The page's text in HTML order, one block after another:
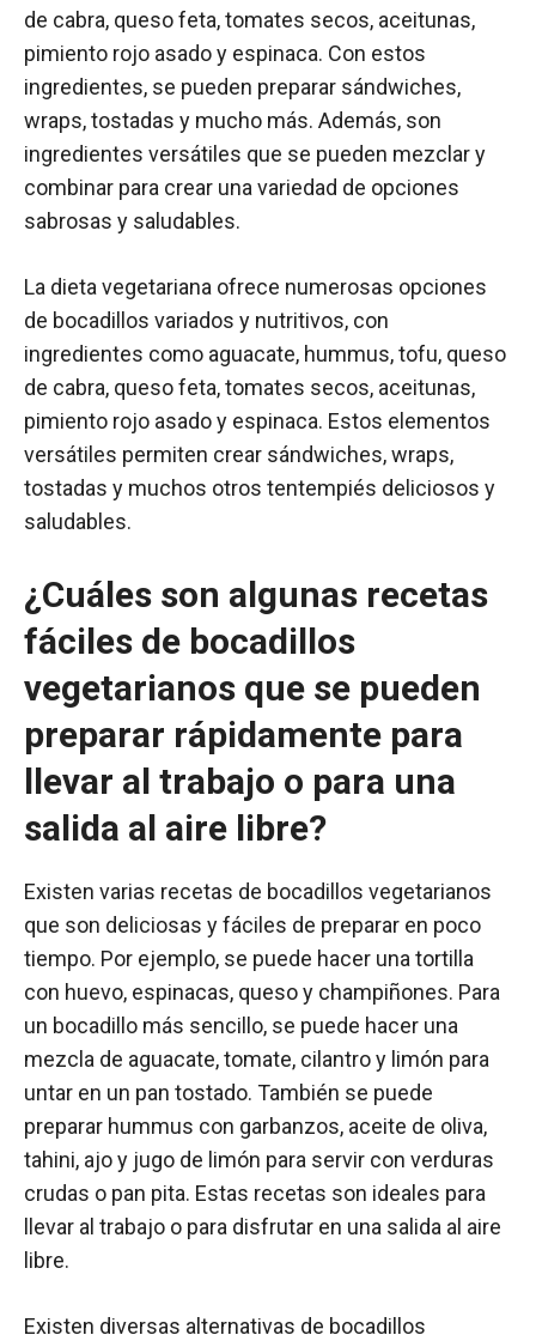
de cabra, queso feta, tomates secos, aceitunas,
pimiento rojo asado y espinaca. Con estos
ingredientes, se pueden preparar sándwiches,
wraps, tostadas y mucho más. Además, son
ingredientes versátiles que se pueden mezclar y
combinar para crear una variedad de opciones
sabrosas y saludables.
La dieta vegetariana ofrece numerosas opciones
de bocadillos variados y nutritivos, con
ingredientes como aguacate, hummus, tofu, queso
de cabra, queso feta, tomates secos, aceitunas,
pimiento rojo asado y espinaca. Estos elementos
versátiles permiten crear sándwiches, wraps,
tostadas y muchos otros tentempiés deliciosos y
saludables.
¿Cuáles son algunas recetas
fáciles de bocadillos
vegetarianos que se pueden
preparar rápidamente para
llevar al trabajo o para una
salida al aire libre?
Existen varias recetas de bocadillos vegetarianos
que son deliciosas y fáciles de preparar en poco
tiempo. Por ejemplo, se puede hacer una tortilla
con huevo, espinacas, queso y champiñones. Para
un bocadillo más sencillo, se puede hacer una
mezcla de aguacate, tomate, cilantro y limón para
untar en un pan tostado. También se puede
preparar hummus con garbanzos, aceite de oliva,
tahini, ajo y jugo de limón para servir con verduras
crudas o pan pita. Estas recetas son ideales para
llevar al trabajo o para disfrutar en una salida al aire
libre.
Existen diversas alternativas de bocadillos